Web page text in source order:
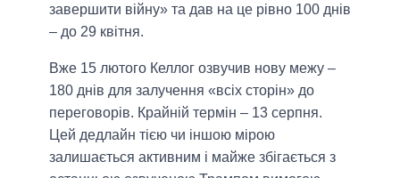
завершити війну» та дав на це рівно 100 днів
– до 29 квітня.
Вже 15 лютого Келлог озвучив нову межу –
180 днів для залучення «всіх сторін» до
переговорів. Крайній термін – 13 серпня.
Цей дедлайн тією чи іншою мірою
залишається активним і майже збігається з